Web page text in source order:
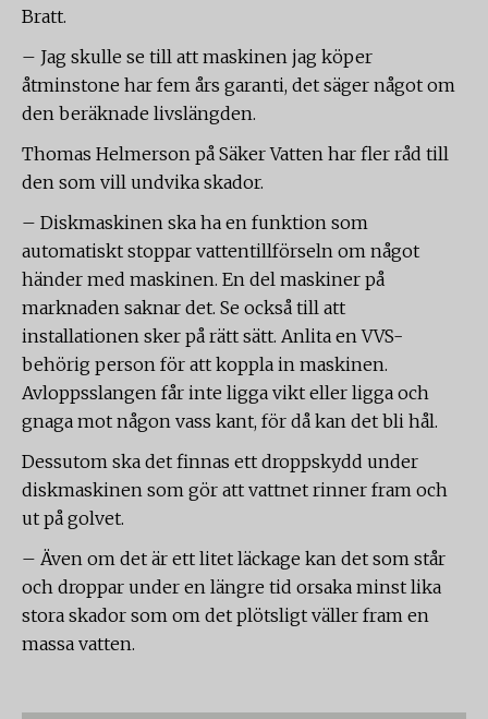
Bratt.
– Jag skulle se till att maskinen jag köper
åtminstone har fem års garanti, det säger något om
den beräknade livslängden.
Thomas Helmerson på Säker Vatten har fler råd till
den som vill undvika skador.
– Diskmaskinen ska ha en funktion som
automatiskt stoppar vattentillförseln om något
händer med maskinen. En del maskiner på
marknaden saknar det. Se också till att
installationen sker på rätt sätt. Anlita en VVS-
behörig person för att koppla in maskinen.
Avloppsslangen får inte ligga vikt eller ligga och
gnaga mot någon vass kant, för då kan det bli hål.
Dessutom ska det finnas ett droppskydd under
diskmaskinen som gör att vattnet rinner fram och
ut på golvet.
– Även om det är ett litet läckage kan det som står
och droppar under en längre tid orsaka minst lika
stora skador som om det plötsligt väller fram en
massa vatten.